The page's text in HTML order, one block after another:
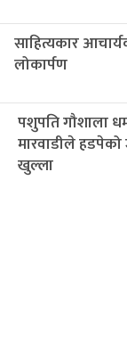
साहित्यकार
लोकार्पण
पशुपति गौशाला
मारवाडीले
खुल्ला